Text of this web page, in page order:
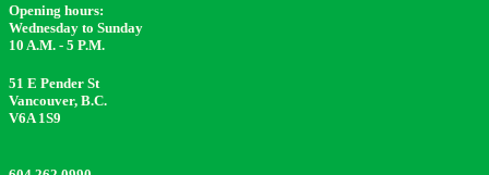
Opening hours:
Wednesday to Sunday
10 A.M. - 5 P.M.
51 E Pender St
Vancouver, B.C.
V6A 1S9